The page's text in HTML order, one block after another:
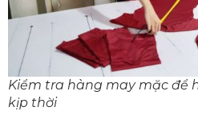
Kiểm tra hàng may mặc để
kịp thời